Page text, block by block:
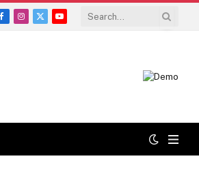
Facebook
Instagram
X
YouTube